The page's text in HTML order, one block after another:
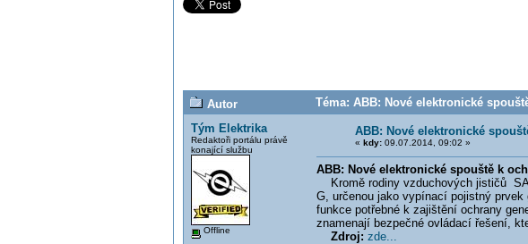
Autor
Téma: ABB: Nové elektronické
Tým Elektrika
Redaktoři portálu právě
konající službu
Offline
ABB: Nové elektronické
« kdy:09.07.2014, 09:02 »
ABB: Nové elektronické spouště k
Kromě rodiny vzduchových jističů
G, určenou jako vypínací pojistný
funkce potřebné k zajištění ochrany
znamenají bezpečné ovládací řešení,
Zdroj: zde...